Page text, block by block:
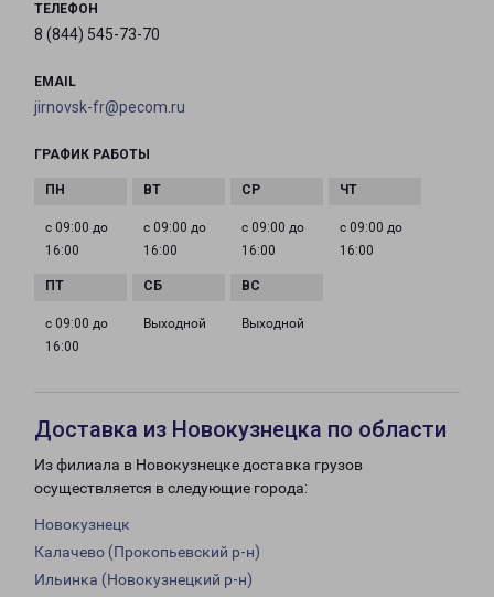
ТЕЛЕФОН
8 (844) 545-73-70
EMAIL
jirnovsk-fr@pecom.ru
ГРАФИК РАБОТЫ
с 09:00 до
16:00
с 09:00 до
16:00
с 09:00 до
16:00
с 09:00 до
16:00
с 09:00 до
16:00
Выходной Выходной
Доставка из Новокузнецка по области
Из филиала в Новокузнецке доставка грузов
осуществляется в следующие города:
Новокузнецк
Калачево (Прокопьевский р-н)
Ильинка (Новокузнецкий р-н)